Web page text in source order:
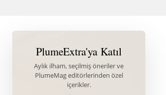
PlumeExtra'ya Katıl
Aylık ilham, seçilmiş öneriler ve
PlumeMag editörlerinden özel
içerikler.